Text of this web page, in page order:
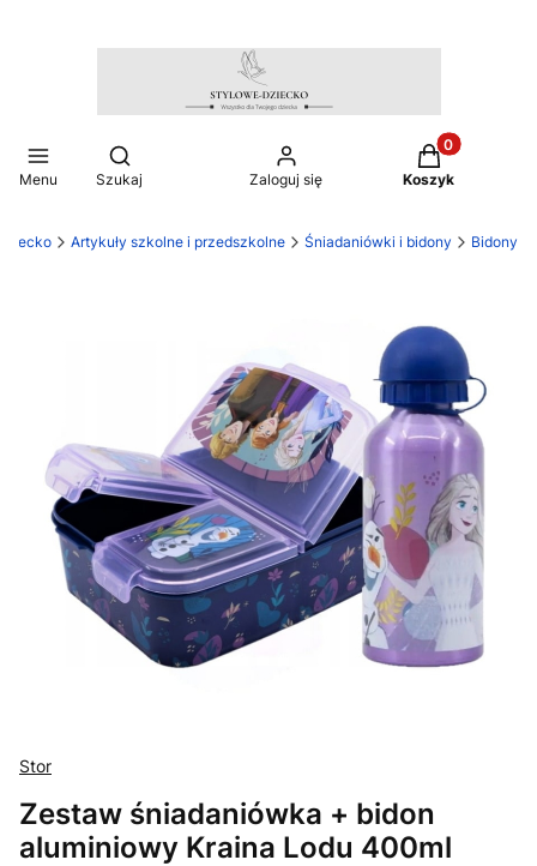
Menu
Otwórz wyszukiwarkę
Szukaj Zaloguj się
Produkty w
Koszyk
Artykuły szkolne i przedszkolne Śniadaniówki i bidony Bidony
Stor
Zestaw śniadaniówka + bidon
aluminiowy Kraina Lodu 400ml